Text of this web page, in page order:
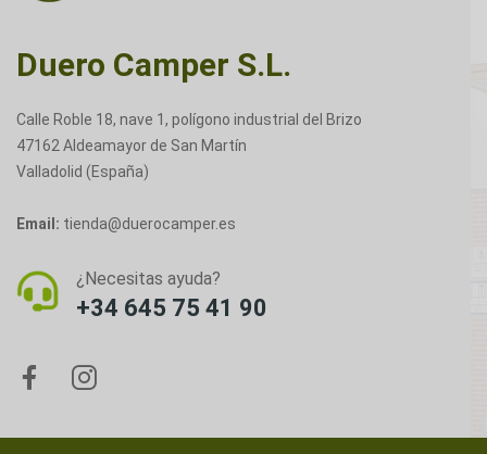
Duero Camper S.L.
Calle Roble 18, nave 1, polígono industrial del Brizo
47162 Aldeamayor de San Martín
Valladolid (España)
Email: tienda@duerocamper.es
¿Necesitas ayuda?
+34 645 75 41 90